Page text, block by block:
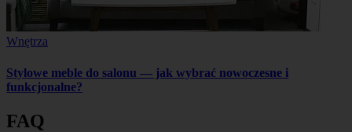
Wnętrza
Stylowe meble do salonu — jak wybrać nowoczesne i
funkcjonalne?
FAQ